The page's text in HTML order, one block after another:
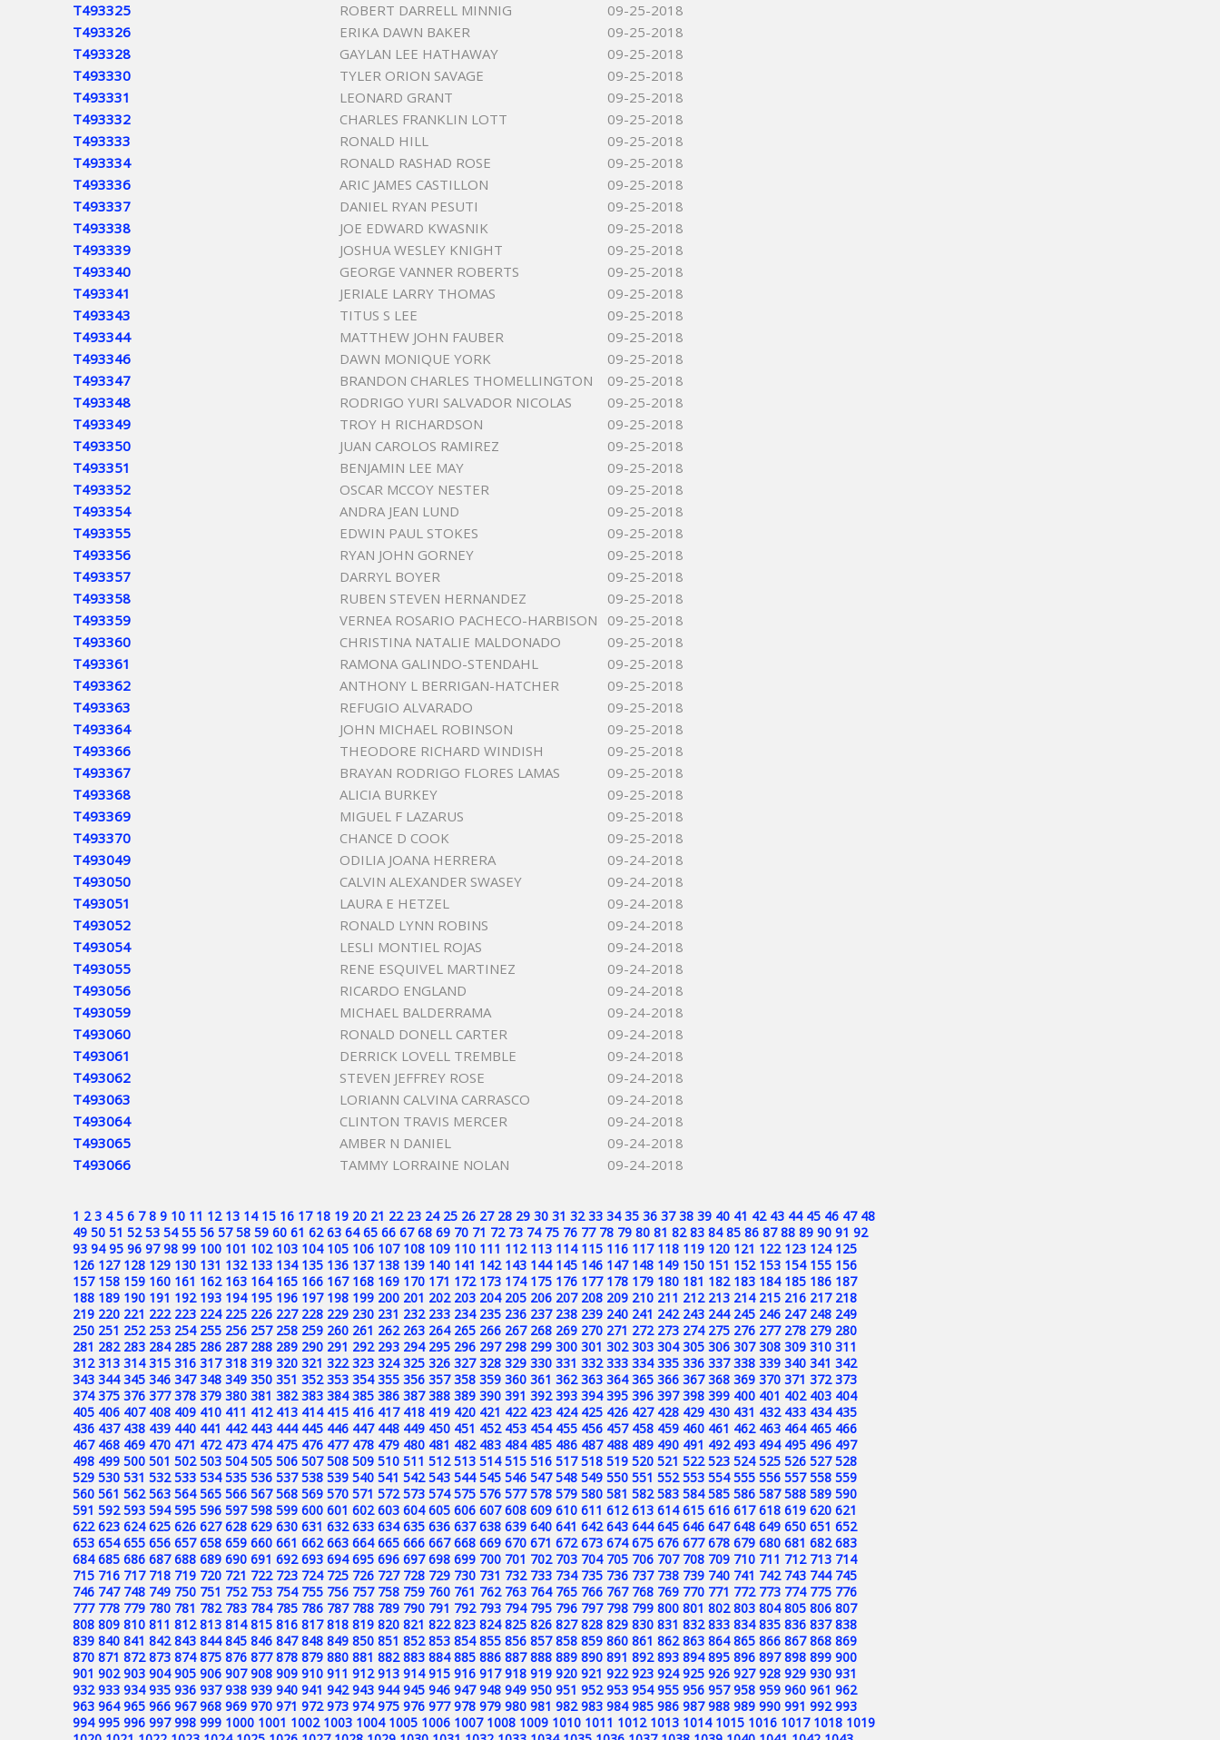
T493325
ROBERT DARRELL MINNIG
09-25-2018
T493326
ERIKA DAWN BAKER
09-25-2018
T493328
GAYLAN LEE HATHAWAY
09-25-2018
T493330
TYLER ORION SAVAGE
09-25-2018
T493331
LEONARD GRANT
09-25-2018
T493332
CHARLES FRANKLIN LOTT
09-25-2018
T493333
RONALD HILL
09-25-2018
T493334
RONALD RASHAD ROSE
09-25-2018
T493336
ARIC JAMES CASTILLON
09-25-2018
T493337
DANIEL RYAN PESUTI
09-25-2018
T493338
JOE EDWARD KWASNIK
09-25-2018
T493339
JOSHUA WESLEY KNIGHT
09-25-2018
T493340
GEORGE VANNER ROBERTS
09-25-2018
T493341
JERIALE LARRY THOMAS
09-25-2018
T493343
TITUS S LEE
09-25-2018
T493344
MATTHEW JOHN FAUBER
09-25-2018
T493346
DAWN MONIQUE YORK
09-25-2018
T493347
BRANDON CHARLES THOMELLINGTON
09-25-2018
T493348
RODRIGO YURI SALVADOR NICOLAS
09-25-2018
T493349
TROY H RICHARDSON
09-25-2018
T493350
JUAN CAROLOS RAMIREZ
09-25-2018
T493351
BENJAMIN LEE MAY
09-25-2018
T493352
OSCAR MCCOY NESTER
09-25-2018
T493354
ANDRA JEAN LUND
09-25-2018
T493355
EDWIN PAUL STOKES
09-25-2018
T493356
RYAN JOHN GORNEY
09-25-2018
T493357
DARRYL BOYER
09-25-2018
T493358
RUBEN STEVEN HERNANDEZ
09-25-2018
T493359
VERNEA ROSARIO PACHECO-HARBISON
09-25-2018
T493360
CHRISTINA NATALIE MALDONADO
09-25-2018
T493361
RAMONA GALINDO-STENDAHL
09-25-2018
T493362
ANTHONY L BERRIGAN-HATCHER
09-25-2018
T493363
REFUGIO ALVARADO
09-25-2018
T493364
JOHN MICHAEL ROBINSON
09-25-2018
T493366
THEODORE RICHARD WINDISH
09-25-2018
T493367
BRAYAN RODRIGO FLORES LAMAS
09-25-2018
T493368
ALICIA BURKEY
09-25-2018
T493369
MIGUEL F LAZARUS
09-25-2018
T493370
CHANCE D COOK
09-25-2018
T493049
ODILIA JOANA HERRERA
09-24-2018
T493050
CALVIN ALEXANDER SWASEY
09-24-2018
T493051
LAURA E HETZEL
09-24-2018
T493052
RONALD LYNN ROBINS
09-24-2018
T493054
LESLI MONTIEL ROJAS
09-24-2018
T493055
RENE ESQUIVEL MARTINEZ
09-24-2018
T493056
RICARDO ENGLAND
09-24-2018
T493059
MICHAEL BALDERRAMA
09-24-2018
T493060
RONALD DONELL CARTER
09-24-2018
T493061
DERRICK LOVELL TREMBLE
09-24-2018
T493062
STEVEN JEFFREY ROSE
09-24-2018
T493063
LORIANN CALVINA CARRASCO
09-24-2018
T493064
CLINTON TRAVIS MERCER
09-24-2018
T493065
AMBER N DANIEL
09-24-2018
T493066
TAMMY LORRAINE NOLAN 09-24-2018
1 2 3 4 5 6 7 8 9 10 11 12 13 14 15 16 17 18 19 20 21 22 23 24 25 26 27 28 29 30 31 32 33 34 35 36 37 38 39 40 41 42 43 44 45 46 47 48
49 50 51 52 53 54 55 56 57 58 59 60 61 62 63 64 65 66 67 68 69 70 71 72 73 74 75 76 77 78 79 80 81 82 83 84 85 86 87 88 89 90 91 92
93 94 95 96 97 98 99 100 101 102 103 104 105 106 107 108 109 110 111 112 113 114 115 116 117 118 119 120 121 122 123 124 125
126 127 128 129 130 131 132 133 134 135 136 137 138 139 140 141 142 143 144 145 146 147 148 149 150 151 152 153 154 155 156
157 158 159 160 161 162 163 164 165 166 167 168 169 170 171 172 173 174 175 176 177 178 179 180 181 182 183 184 185 186 187
188 189 190 191 192 193 194 195 196 197 198 199 200 201 202 203 204 205 206 207 208 209 210 211 212 213 214 215 216 217 218
219 220 221 222 223 224 225 226 227 228 229 230 231 232 233 234 235 236 237 238 239 240 241 242 243 244 245 246 247 248 249
250 251 252 253 254 255 256 257 258 259 260 261 262 263 264 265 266 267 268 269 270 271 272 273 274 275 276 277 278 279 280
281 282 283 284 285 286 287 288 289 290 291 292 293 294 295 296 297 298 299 300 301 302 303 304 305 306 307 308 309 310 311
312 313 314 315 316 317 318 319 320 321 322 323 324 325 326 327 328 329 330 331 332 333 334 335 336 337 338 339 340 341 342
343 344 345 346 347 348 349 350 351 352 353 354 355 356 357 358 359 360 361 362 363 364 365 366 367 368 369 370 371 372 373
374 375 376 377 378 379 380 381 382 383 384 385 386 387 388 389 390 391 392 393 394 395 396 397 398 399 400 401 402 403 404
405 406 407 408 409 410 411 412 413 414 415 416 417 418 419 420 421 422 423 424 425 426 427 428 429 430 431 432 433 434 435
436 437 438 439 440 441 442 443 444 445 446 447 448 449 450 451 452 453 454 455 456 457 458 459 460 461 462 463 464 465 466
467 468 469 470 471 472 473 474 475 476 477 478 479 480 481 482 483 484 485 486 487 488 489 490 491 492 493 494 495 496 497
498 499 500 501 502 503 504 505 506 507 508 509 510 511 512 513 514 515 516 517 518 519 520 521 522 523 524 525 526 527 528
529 530 531 532 533 534 535 536 537 538 539 540 541 542 543 544 545 546 547 548 549 550 551 552 553 554 555 556 557 558 559
560 561 562 563 564 565 566 567 568 569 570 571 572 573 574 575 576 577 578 579 580 581 582 583 584 585 586 587 588 589 590
591 592 593 594 595 596 597 598 599 600 601 602 603 604 605 606 607 608 609 610 611 612 613 614 615 616 617 618 619 620 621
622 623 624 625 626 627 628 629 630 631 632 633 634 635 636 637 638 639 640 641 642 643 644 645 646 647 648 649 650 651 652
653 654 655 656 657 658 659 660 661 662 663 664 665 666 667 668 669 670 671 672 673 674 675 676 677 678 679 680 681 682 683
684 685 686 687 688 689 690 691 692 693 694 695 696 697 698 699 700 701 702 703 704 705 706 707 708 709 710 711 712 713 714
715 716 717 718 719 720 721 722 723 724 725 726 727 728 729 730 731 732 733 734 735 736 737 738 739 740 741 742 743 744 745
746 747 748 749 750 751 752 753 754 755 756 757 758 759 760 761 762 763 764 765 766 767 768 769 770 771 772 773 774 775 776
777 778 779 780 781 782 783 784 785 786 787 788 789 790 791 792 793 794 795 796 797 798 799 800 801 802 803 804 805 806 807
808 809 810 811 812 813 814 815 816 817 818 819 820 821 822 823 824 825 826 827 828 829 830 831 832 833 834 835 836 837 838
839 840 841 842 843 844 845 846 847 848 849 850 851 852 853 854 855 856 857 858 859 860 861 862 863 864 865 866 867 868 869
870 871 872 873 874 875 876 877 878 879 880 881 882 883 884 885 886 887 888 889 890 891 892 893 894 895 896 897 898 899 900
901 902 903 904 905 906 907 908 909 910 911 912 913 914 915 916 917 918 919 920 921 922 923 924 925 926 927 928 929 930 931
932 933 934 935 936 937 938 939 940 941 942 943 944 945 946 947 948 949 950 951 952 953 954 955 956 957 958 959 960 961 962
963 964 965 966 967 968 969 970 971 972 973 974 975 976 977 978 979 980 981 982 983 984 985 986 987 988 989 990 991 992 993
994 995 996 997 998 999 1000 1001 1002 1003 1004 1005 1006 1007 1008 1009 1010 1011 1012 1013 1014 1015 1016 1017 1018 1019